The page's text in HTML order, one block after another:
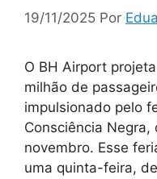
19/11/2025 Por
O BH Airport
milhão de
impulsionado pelo
Consciência
novembro. Esse
uma quinta-feira,